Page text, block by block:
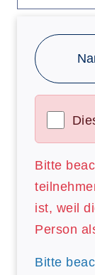
Bitte
ist, weil
Person
Bitte